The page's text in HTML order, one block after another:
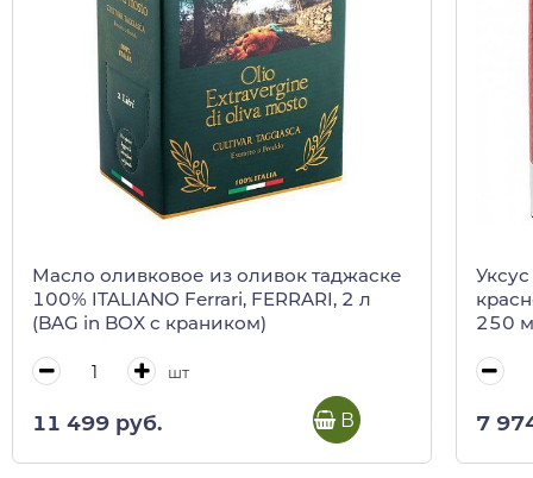
Масло оливковое из оливок таджаске
100% ITALIANO Ferrari, FERRARI, 2 л
(BAG in BOX c краником)
шт
11 499 руб. В корзину
250
7